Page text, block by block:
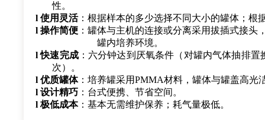
性。
l 使用灵活：根据样本的多少选择不同大小的罐体；根
l 操作简便 ：罐体与主机的连接或分离采用拔插式接头
罐内培养环境。
l快速完成：六分钟达到厌氧条件（ 对罐内气体抽排置
次）。
l 优质罐体： 培养罐采用PMMA材料，罐体与罐盖高光
l 设计精巧 ：台式便携、 节省空间。
l 极低成本：基本无需维护保养；耗气量极低。